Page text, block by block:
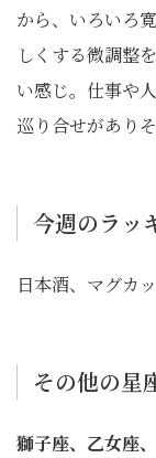
から、いろいろ
しくする微調整
い感じ。仕事や
巡り合せがあり
今週のラッ
日本酒、マグカ
その他の星
獅子座、乙女座